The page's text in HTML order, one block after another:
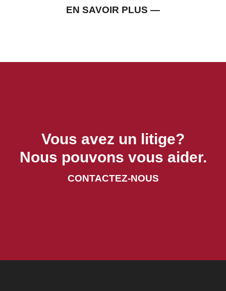
EN SAVOIR PLUS —
Vous avez un litige?
Nous pouvons vous aider.
CONTACTEZ-NOUS